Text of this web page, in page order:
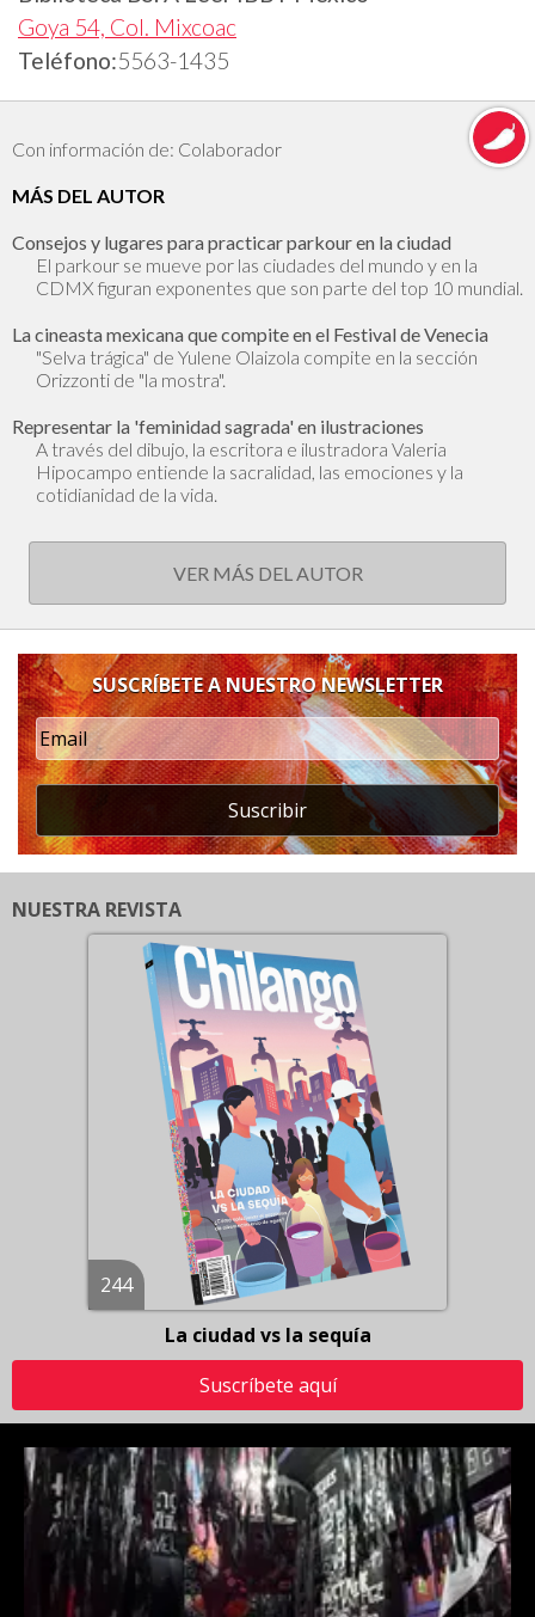
Goya 54, Col. Mixcoac
Teléfono:5563-1435
Con información de: Colaborador
MÁS DEL AUTOR
Consejos y lugares para practicar parkour en la ciudad
El parkour se mueve por las ciudades del mundo y en la
CDMX figuran exponentes que son parte del top 10 mundial.
La cineasta mexicana que compite en el Festival de Venecia
"Selva trágica" de Yulene Olaizola compite en la sección
Orizzonti de "la mostra".
Representar la 'feminidad sagrada' en ilustraciones
A través del dibujo, la escritora e ilustradora Valeria
Hipocampo entiende la sacralidad, las emociones y la
cotidianidad de la vida.
VER MÁS DEL AUTOR
SUSCRÍBETE A NUESTRO NEWSLETTER
Suscribir
NUESTRA REVISTA
244
La ciudad vs la sequía
Suscríbete aquí